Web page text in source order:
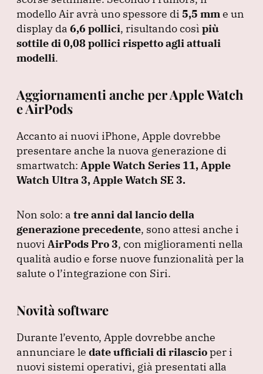
modello Air avrà uno spessore di 5,5 mme un
display da 6,6 pollici, risultando così più
sottile di 0,08 pollici rispetto agli attuali
modelli.
Aggiornamenti anche per Apple Watch
e AirPods
Accanto ai nuovi iPhone, Apple dovrebbe
presentare anche la nuova generazione di
smartwatch: Apple Watch Series 11,Apple
Watch Ultra 3,Apple Watch SE 3.
Non solo: a tre anni dal lancio della
generazione precedente, sono attesi anche i
nuovi AirPods Pro 3, con miglioramenti nella
qualità audio e forse nuove funzionalità per la
salute o l’integrazione con Siri.
Novità software
Durante l’evento, Apple dovrebbe anche
annunciare le date ufficiali di rilascioper i
nuovi sistemi operativi, già presentati alla